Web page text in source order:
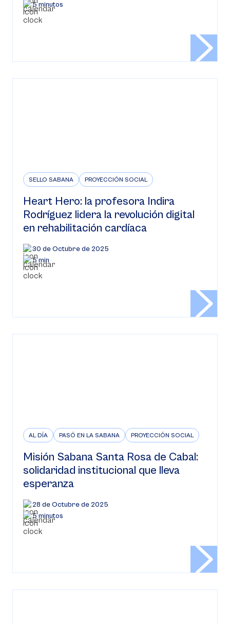
5 minutos
SELLO SABANA PROYECCIÓN SOCIAL
Heart Hero: la profesora Indira
Rodríguez lidera la revolución digital
en rehabilitación cardíaca
30 de Octubre de 2025
5 min
AL DÍA PASÓ EN LA SABANA PROYECCIÓN SOCIAL
Misión Sabana Santa Rosa de Cabal:
solidaridad institucional que lleva
esperanza
28 de Octubre de 2025
5 minutos